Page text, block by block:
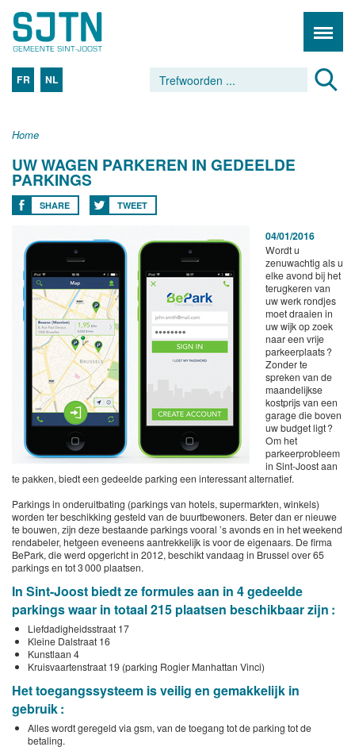
FR NL
Home
UW WAGEN PARKEREN IN GEDEELDE
PARKINGS
SHARE TWEET
04/01/2016
Wordt u
zenuwachtig als u
elke avond bij het
terugkeren van
uw werk rondjes
moet draaien in
uw wijk op zoek
naar een vrije
parkeerplaats ?
Zonder te
spreken van de
maandelijkse
kostprijs van een
garage die boven
uw budget ligt ?
Om het
parkeerprobleem
in Sint-Joost aan
te pakken, biedt een gedeelde parking een interessant alternatief.
Parkings in onderuitbating (parkings van hotels, supermarkten, winkels)
worden ter beschikking gesteld van de buurtbewoners. Beter dan er nieuwe
te bouwen, zijn deze bestaande parkings vooral ’s avonds en in het weekend
rendabeler, hetgeen eveneens aantrekkelijk is voor de eigenaars. De firma
BePark, die werd opgericht in 2012, beschikt vandaag in Brussel over 65
parkings en tot 3 000 plaatsen.
In Sint-Joost biedt ze formules aan in 4 gedeelde
parkings waar in totaal 215 plaatsen beschikbaar zijn :
Liefdadigheidsstraat 17
Kleine Dalstraat 16
Kunstlaan 4
Kruisvaartenstraat 19 (parking Rogier Manhattan Vinci)
Het toegangssysteem is veilig en gemakkelijk in
gebruik :
Alles wordt geregeld via gsm, van de toegang tot de parking tot de
betaling.